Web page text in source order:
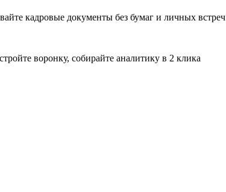
кадровые документы без бумаг и личных встреч
воронку, собирайте аналитику в 2 клика